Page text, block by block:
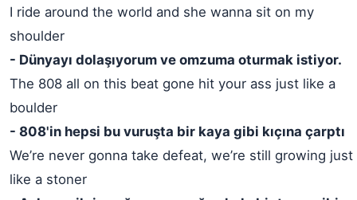
I ride around the world and she wanna sit on my
shoulder
- Dünyayı dolaşıyorum ve omzuma oturmak istiyor.
The 808 all on this beat gone hit your ass just like a
boulder
- 808'in hepsi bu vuruşta bir kaya gibi kıçına çarptı
We’re never gonna take defeat, we’re still growing just
like a stoner